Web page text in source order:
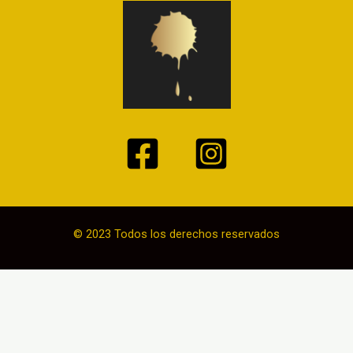
© 2023 Todos los derechos reservados